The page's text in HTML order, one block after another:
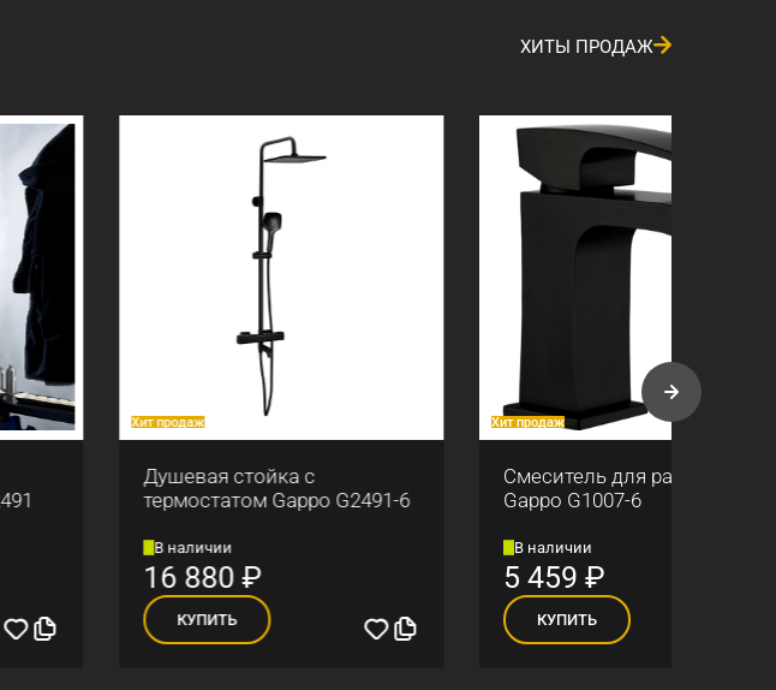
ХИТЫ ПРОДАЖ
Хит продаж
Душевая стойка с
термостатом Gappo G2491-6
КУПИТЬ
Смеситель для раковины
Gappo G1007-6
КУПИТЬ